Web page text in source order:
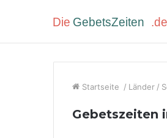
Startseite / Länder /
Gebetszeiten